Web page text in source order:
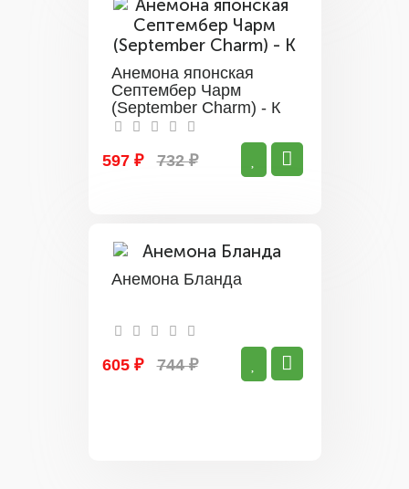
Анемона японская
Септембер Чарм
(September Charm) - К
597 ₽ 732 ₽
Анемона Бланда
605 ₽ 744 ₽